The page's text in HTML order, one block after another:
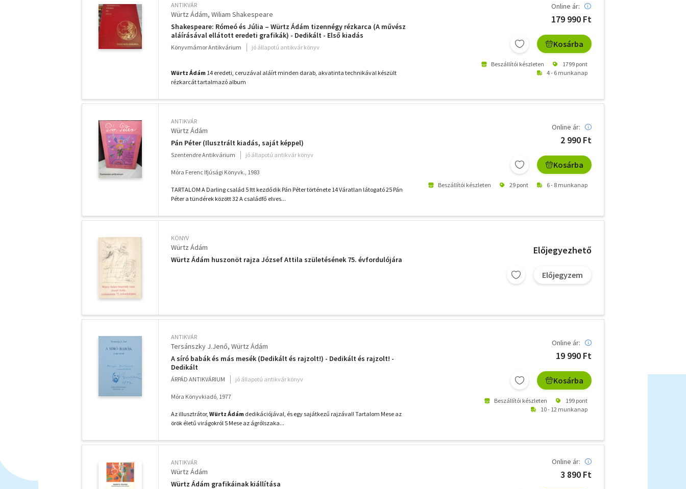
ANTIKVÁR
Würtz Ádám Wiliam Shakespeare
Shakespeare: Rómeó és Júlia – Würtz Ádám tizennégy rézkarca (A művész
aláírásával ellátott eredeti grafikák) - Dedikált - Első kiadás
Könyvmámor Antikvárium jó állapotú antikvár könyv
Würtz Ádám 14 eredeti, ceruzával aláírt minden darab, akvatinta technikával készült
rézkarcát tartalmazó album
Online ár:
179 990 Ft
Kosárba
Beszállítói készleten
1799 pont
4 - 6 munkanap
ANTIKVÁR
Würtz Ádám
Pán Péter (Ilusztrált kiadás, saját képpel)
Szentendre Antikvárium jó állapotú antikvár könyv
Móra Ferenc Ifjúsági Könyvk., 1983
TARTALOM A Darling család 5 Itt kezdődik Pán Péter története 14 Váratlan látogató 25 Pán
Péter a tündérek között 32 A családfő elves...
Online ár:
2 990 Ft
Kosárba
Beszállítói készleten 29 pont 6 - 8 munkanap
KÖNYV
Würtz Ádám
Würtz Ádám huszonöt rajza József Attila születésének 75. évfordulójára
Előjegyezhető
Előjegyzem
ANTIKVÁR
Tersánszky J.Jenő Würtz Ádám
A síró babák és más mesék (Dedikált és rajzolt!) - Dedikált és rajzolt! -
Dedikált
ÁRPÁD ANTIKVÁRIUM jó állapotú antikvár könyv
Móra Könyvkiadó, 1977
Az illusztrátor, Würtz Ádám dedikációjával, és egy sajátkezű rajzával! Tartalom Mese az
örök életű virágokról 5 Mese az ágrólszaka...
Online ár:
19 990 Ft
Kosárba
Beszállítói készleten
199 pont
10 - 12 munkanap
ANTIKVÁR
Würtz Ádám
Würtz Ádám grafikáinak kiállítása
Online ár:
3 890 Ft